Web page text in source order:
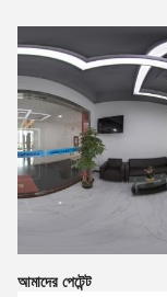
আমাদের পেটেন্ট